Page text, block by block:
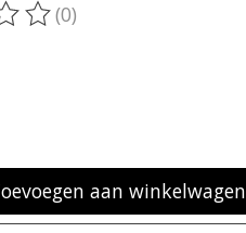
van dit product is
(0)
aan winkelwagen